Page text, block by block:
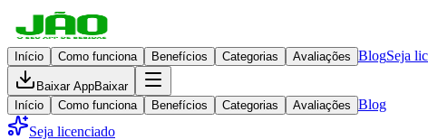
Início Como funciona Benefícios Categorias Avaliações BlogSeja
Baixar AppBaixar
Início
Como funciona Benefícios Categorias Avaliações Blog
Seja licenciado